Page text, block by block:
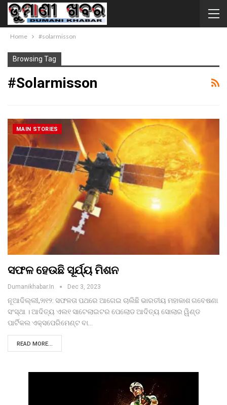
Home #solarmisson
Browsing Tag
#solarmisson
MAIN STORIES
ସଫଳ ହେଉଛି ସୂର୍ଯ୍ୟ ମିଶନ
Dumanikhabar.in Dec 3, 2023
ନୂଆଦିଲ୍ଲୀ,୨ା୧୨: ସଫଳତା ପଥରେ ଆଗେଇ ଚାଲିଛି ଭାରତୀୟ ମହାକାଶ ଗବେଷଣା
ସଂସ୍ଥା । ଆଦିତ୍ୟ ଏଲ୧ ସାଟେଲାଇଟର ପେଲୋଡ ଆଦିତ୍ୟ ସୋଲାର ୱିଣ୍ଡ
ପାର୍ଟିକଲ ଏକ୍ସପେରିମେଣ୍ଟ ବା…
READ MORE...